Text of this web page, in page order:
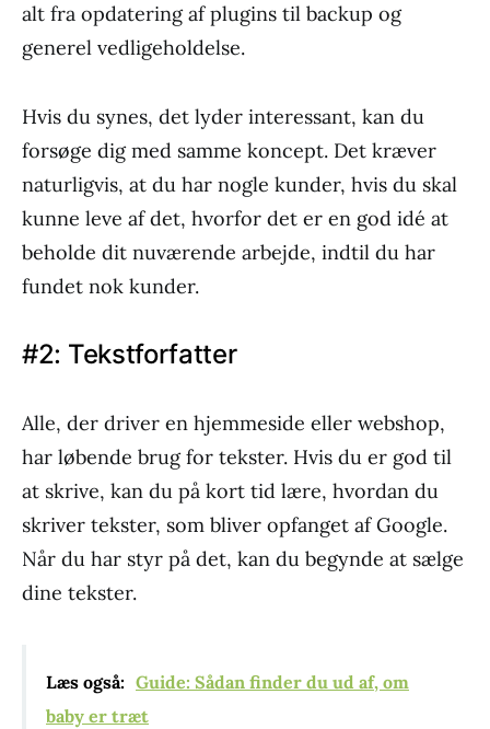
alt fra opdatering af plugins til backup og
generel vedligeholdelse.
Hvis du synes, det lyder interessant, kan du
forsøge dig med samme koncept. Det kræver
naturligvis, at du har nogle kunder, hvis du skal
kunne leve af det, hvorfor det er en god idé at
beholde dit nuværende arbejde, indtil du har
fundet nok kunder.
#2: Tekstforfatter
Alle, der driver en hjemmeside eller webshop,
har løbende brug for tekster. Hvis du er god til
at skrive, kan du på kort tid lære, hvordan du
skriver tekster, som bliver opfanget af Google.
Når du har styr på det, kan du begynde at sælge
dine tekster.
Læs også: Guide: Sådan finder du ud af, om
baby er træt